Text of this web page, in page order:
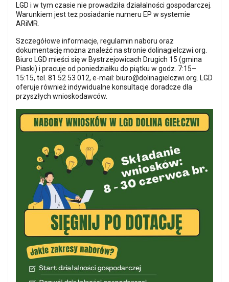
LGD i w tym czasie nie prowadziła działalności gospodarczej.
Warunkiem jest też posiadanie numeru EP w systemie
ARiMR.
Szczegółowe informacje, regulamin naboru oraz
dokumentację można znaleźć na stronie dolinagielczwi.org.
Biuro LGD mieści się w Bystrzejowicach Drugich 15 (gmina
Piaski) i pracuje od poniedziałku do piątku w godz. 7:15–
15:15, tel. 81 52 53 012, e-mail: biuro@dolinagielczwi.org. LGD
oferuje również indywidualne konsultacje doradcze dla
przyszłych wnioskodawców.